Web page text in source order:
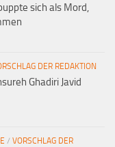
sich als Mord,
DER REDAKTION
Ghadiri Javid
/ VORSCHLAG DER